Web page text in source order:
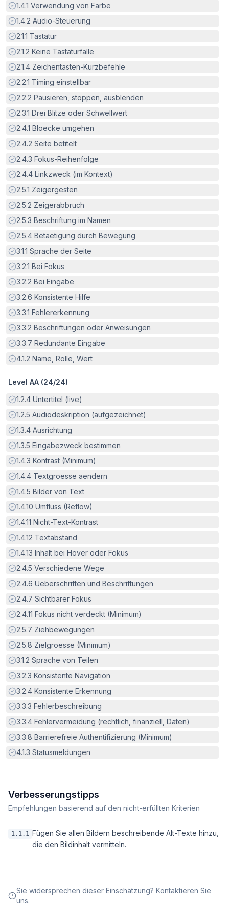
Erfüllt:
1.4.1 Verwendung von Farbe
Erfüllt:
1.4.2 Audio-Steuerung
Erfüllt:
2.1.1 Tastatur
Erfüllt:
2.1.2 Keine Tastaturfalle
Erfüllt:
2.1.4 Zeichentasten-Kurzbefehle
Erfüllt:
2.2.1 Timing einstellbar
Erfüllt:
2.2.2 Pausieren, stoppen, ausblenden
Erfüllt:
2.3.1 Drei Blitze oder Schwellwert
Erfüllt:
2.4.1 Bloecke umgehen
Erfüllt:
2.4.2 Seite betitelt
Erfüllt:
2.4.3 Fokus-Reihenfolge
Erfüllt:
2.4.4 Linkzweck (im Kontext)
Erfüllt:
2.5.1 Zeigergesten
Erfüllt:
2.5.2 Zeigerabbruch
Erfüllt:
2.5.3 Beschriftung im Namen
Erfüllt:
2.5.4 Betaetigung durch Bewegung
Erfüllt:
3.1.1 Sprache der Seite
Erfüllt:
3.2.1 Bei Fokus
Erfüllt:
3.2.2 Bei Eingabe
Erfüllt:
3.2.6 Konsistente Hilfe
Erfüllt:
3.3.1 Fehlererkennung
Erfüllt:
3.3.2 Beschriftungen oder Anweisungen
Erfüllt:
3.3.7 Redundante Eingabe
Erfüllt:
4.1.2 Name, Rolle, Wert
Level AA (24/24)
Erfüllt:
1.2.4 Untertitel (live)
Erfüllt:
1.2.5 Audiodeskription (aufgezeichnet)
Erfüllt:
1.3.4 Ausrichtung
Erfüllt:
1.3.5 Eingabezweck bestimmen
Erfüllt:
1.4.3 Kontrast (Minimum)
Erfüllt:
1.4.4 Textgroesse aendern
Erfüllt:
1.4.5 Bilder von Text
Erfüllt:
1.4.10 Umfluss (Reflow)
Erfüllt:
1.4.11 Nicht-Text-Kontrast
Erfüllt:
1.4.12 Textabstand
Erfüllt:
1.4.13 Inhalt bei Hover oder Fokus
Erfüllt:
2.4.5 Verschiedene Wege
Erfüllt:
2.4.6 Ueberschriften und Beschriftungen
Erfüllt:
2.4.7 Sichtbarer Fokus
Erfüllt:
2.4.11 Fokus nicht verdeckt (Minimum)
Erfüllt:
2.5.7 Ziehbewegungen
Erfüllt:
2.5.8 Zielgroesse (Minimum)
Erfüllt:
3.1.2 Sprache von Teilen
Erfüllt:
3.2.3 Konsistente Navigation
Erfüllt:
3.2.4 Konsistente Erkennung
Erfüllt:
3.3.3 Fehlerbeschreibung
Erfüllt:
3.3.4 Fehlervermeidung (rechtlich, finanziell, Daten)
Erfüllt:
3.3.8 Barrierefreie Authentifizierung (Minimum)
Erfüllt:
4.1.3 Statusmeldungen
Verbesserungstipps
Empfehlungen basierend auf den nicht-erfüllten Kriterien
1.1.1 Fügen Sie allen Bildern beschreibende Alt-Texte hinzu,
die den Bildinhalt vermitteln.
Sie widersprechen dieser Einschätzung? Kontaktieren Sie
uns.